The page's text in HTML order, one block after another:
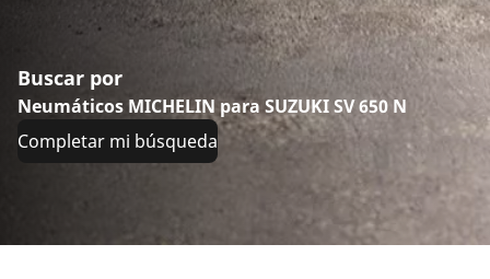
Buscar por
Neumáticos MICHELIN para SUZUKI SV 650 N
Completar mi búsqueda